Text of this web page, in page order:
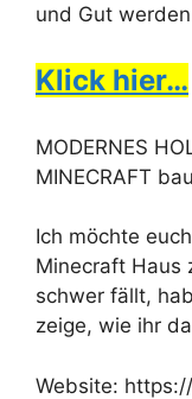
und Gut
Klick hier…
MODERNES
MINECRAFT
Ich möchte
Minecraft Haus
schwer fällt,
zeige, wie ihr
Website: